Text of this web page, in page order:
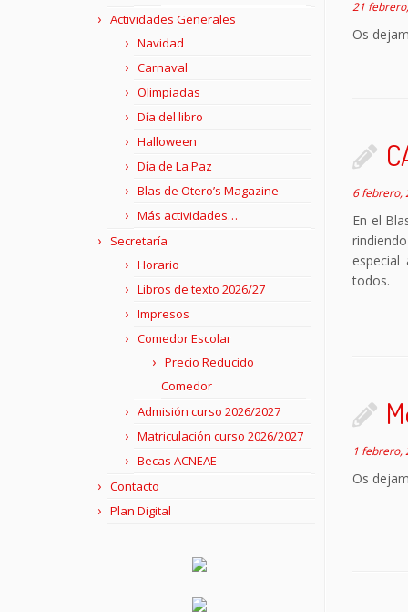
Actividades Generales
Navidad
Carnaval
Olimpiadas
Día del libro
Halloween
Día de La Paz
Blas de Otero’s Magazine
Más actividades…
Secretaría
Horario
Libros de texto 2026/27
Impresos
Comedor Escolar
Precio Reducido
Comedor
Admisión curso 2026/2027
Matriculación curso 2026/2027
Becas ACNEAE
Contacto
Plan Digital
21
Os
6 febrero,
En el
todos.
1 febrero,
Os